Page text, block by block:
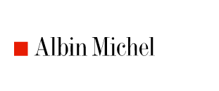
principal